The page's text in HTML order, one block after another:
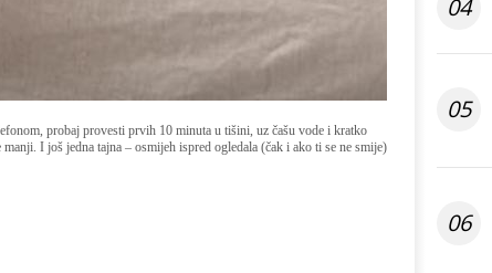
probaj provesti prvih 10 minuta u tišini, uz čašu vode i kratko
I još jedna tajna – osmijeh ispred ogledala (čak i ako ti se ne smije)
04
05
06